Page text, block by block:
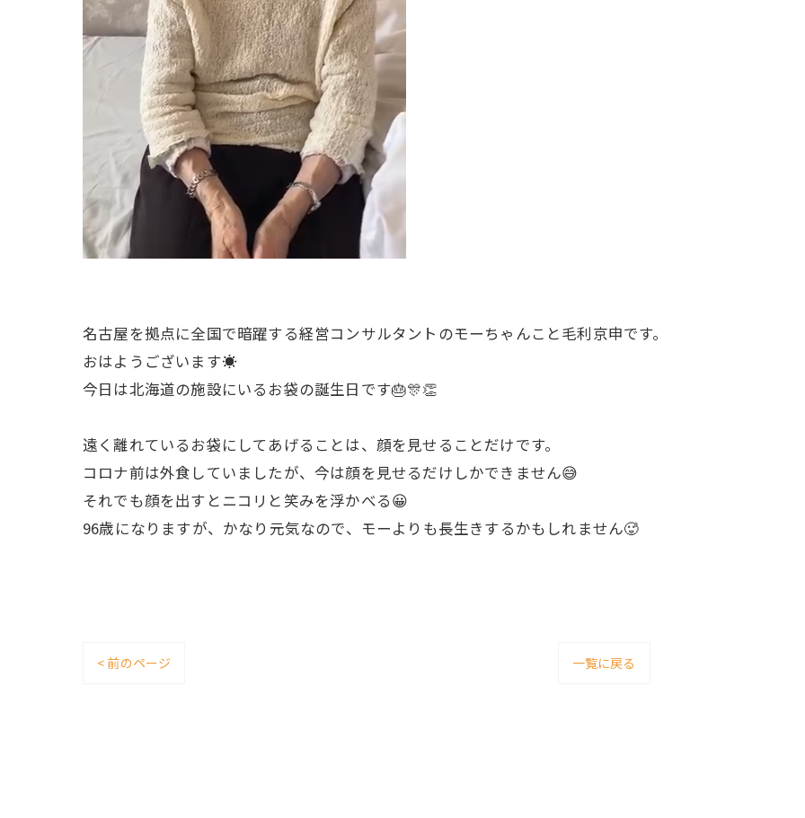
名古屋を拠点に全国で暗躍する経営コンサルタントのモーちゃんこと毛利京申です。
おはようございます☀
今日は北海道の施設にいるお袋の誕生日です🎂🎊👏
遠く離れているお袋にしてあげることは、顔を見せることだけです。
コロナ前は外食していましたが、今は顔を見せるだけしかできません😅
それでも顔を出すとニコリと笑みを浮かべる😀
96歳になりますが、かなり元気なので、モーよりも長生きするかもしれません🥵
< 前のページ 一覧に戻る